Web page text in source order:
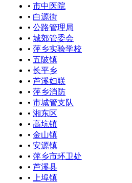
• 市中医院
• 白源街
• 公路管理局
• 城郊管委会
• 萍乡实验学校
• 五陂镇
• 长平乡
• 芦溪妇联
• 萍乡消防
• 市城管支队
• 湘东区
• 高坑镇
• 金山镇
• 安源镇
• 萍乡市环卫处
• 芦溪县
•
上埠镇